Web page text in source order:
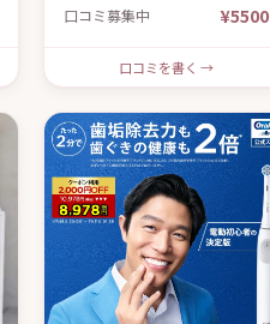
口コミ募集中 ¥5500
口コミを書く →